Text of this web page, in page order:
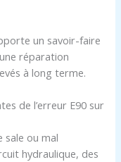
un savoir-faire
réparation
à long terme.
de l’erreur E90 sur
sale ou mal
hydraulique, des